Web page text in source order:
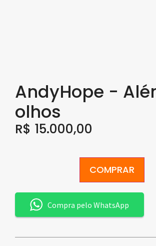
AndyHope -
olhos
R$ 15.000,00
COMPRAR
Compra pelo WhatsApp